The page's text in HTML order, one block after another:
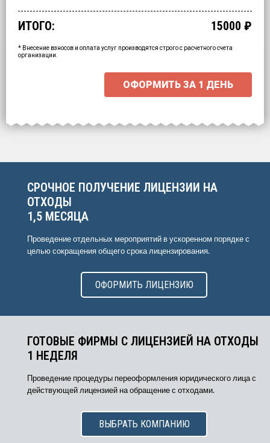
Промежуточный итог: 15000 ₽
Ваша персональна скидка
-15000
ИТОГО: 15000 ₽
* Внесение взносов и оплата услуг производятся строго с расчетного счета
организации.
ОФОРМИТЬ ЗА 1 ДЕНЬ
для начала расчёта.
СРОЧНОЕ ПОЛУЧЕНИЕ ЛИЦЕНЗИИ НА
ОТХОДЫ
1,5 МЕСЯЦА
Проведение отдельных мероприятий в ускоренном порядке с
целью сокращения общего срока лицензирования.
ОФОРМИТЬ ЛИЦЕНЗИЮ
ГОТОВЫЕ ФИРМЫ С ЛИЦЕНЗИЕЙ НА ОТХОДЫ
1 НЕДЕЛЯ
Проведение процедуры переоформления юридического лица с
действующей лицензией на обращение с отходами.
ВЫБРАТЬ КОМПАНИЮ